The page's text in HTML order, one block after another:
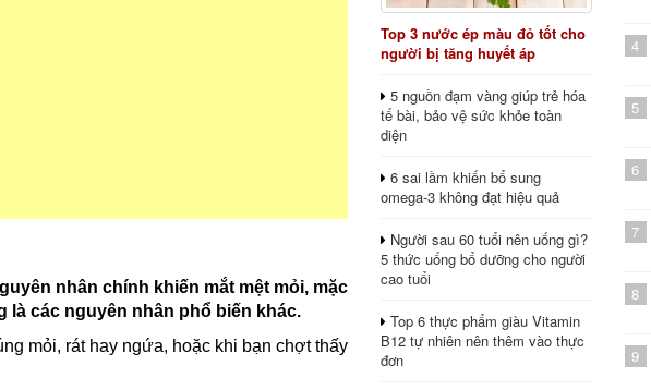
nhân chính khiến mắt mệt mỏi, mặc
là các nguyên nhân phổ biến khác.
mỏi, rát hay ngứa, hoặc khi bạn chợt thấy
Top 3 nước ép màu đỏ tốt cho
người bị tăng huyết áp
5 nguồn đạm vàng giúp trẻ hóa
tế bài, bảo vệ sức khỏe toàn
diện
6 sai lầm khiến bổ sung
omega-3 không đạt hiệu quả
Người sau 60 tuổi nên uống gì?
5 thức uống bổ dưỡng cho người
cao tuổi
Top 6 thực phẩm giàu Vitamin
B12 tự nhiên nên thêm vào thực
đơn
4
5
6
7
8
9